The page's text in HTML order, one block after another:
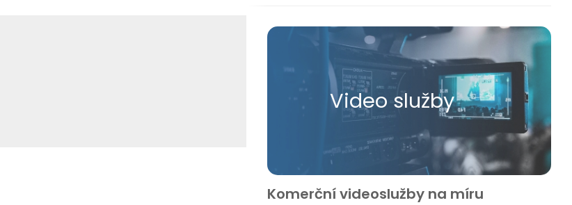
Video služby
Komerční videoslužby na míru